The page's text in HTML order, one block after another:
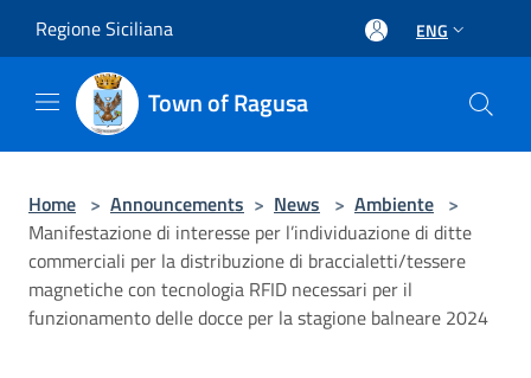
Regione Siciliana ENG
Town of Ragusa
Home > Announcements > News > Ambiente >
Manifestazione di interesse per l’individuazione di ditte
commerciali per la distribuzione di braccialetti/tessere
magnetiche con tecnologia RFID necessari per il
funzionamento delle docce per la stagione balneare 2024